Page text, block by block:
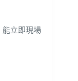
能立即現場